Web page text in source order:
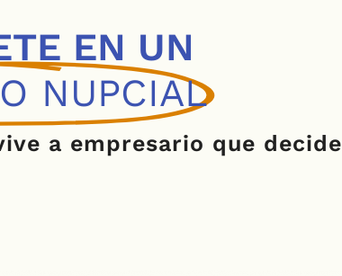
EN UN
NUPCIAL
a empresario que decide